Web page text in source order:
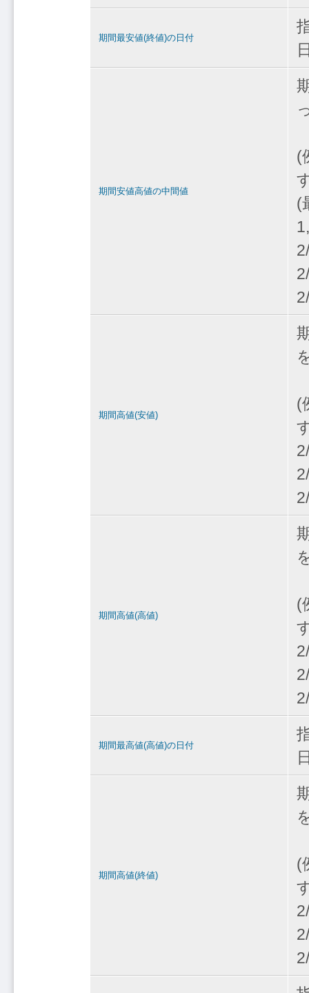
期間最安値(終値)の日付
期間安値高値の中間値
(
(
期間高値(安値)
(
期間高値(高値)
(
期間最高値(高値)の日付
期間高値(終値)
(